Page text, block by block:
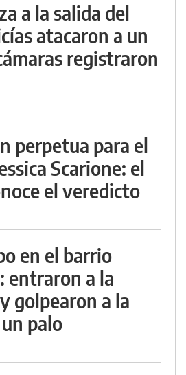
a la salida del
atacaron a un
registraron
perpetua para el
Scarione: el
el veredicto
en el barrio
entraron a la
golpearon a la
palo